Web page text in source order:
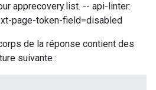
apprecovery.list. -- api-linter:
page-token-field=disabled
de la réponse contient des
suivante :